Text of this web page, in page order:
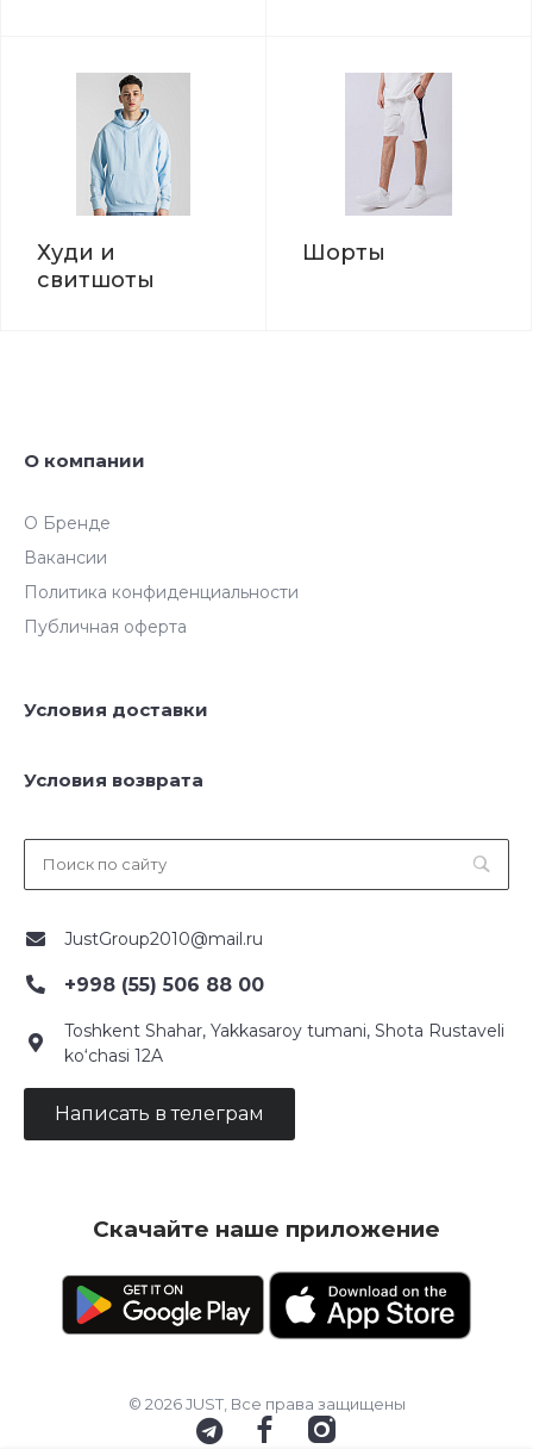
Худи и
свитшоты
Шорты
О компании
О Бренде
Вакансии
Политика конфиденциальности
Публичная оферта
Условия доставки
Условия возврата
JustGroup2010@mail.ru
+998 (55) 506 88 00
Toshkent Shahar, Yakkasaroy tumani, Shota Rustaveli
ko‘chasi 12A
Написать в телеграм
Скачайте наше приложение
© 2026 JUST, Все права защищены